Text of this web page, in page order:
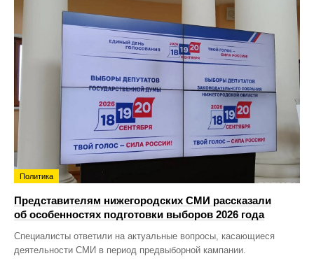
Политика
Представителям нижегородских СМИ рассказали
об особенностях подготовки выборов 2026 года
Специалисты ответили на актуальные вопросы, касающиеся
деятельности СМИ в период предвыборной кампании.